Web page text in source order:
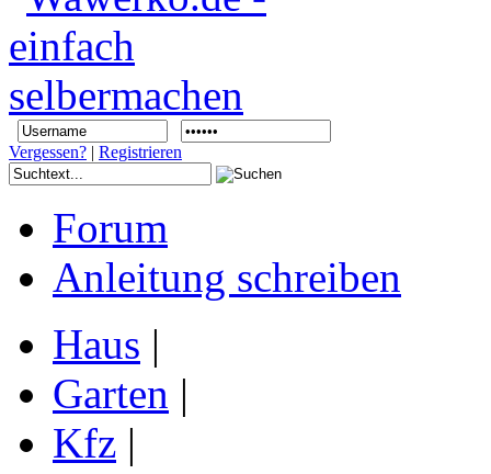
Vergessen? | Registrieren
Forum
Anleitung schreiben
Haus |
Garten |
Kfz |